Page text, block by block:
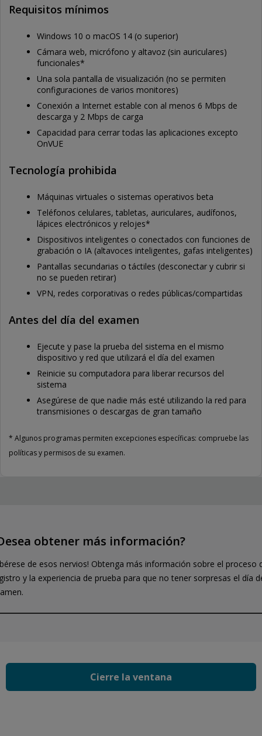
Requisitos mínimos
Windows 10 o macOS 14 (o superior)
Cámara web, micrófono y altavoz (sin auriculares)
funcionales*
Una sola pantalla de visualización (no se permiten
configuraciones de varios monitores)
Conexión a Internet estable con al menos 6 Mbps de
descarga y 2 Mbps de carga
Capacidad para cerrar todas las aplicaciones excepto
OnVUE
Tecnología prohibida
Máquinas virtuales o sistemas operativos beta
Teléfonos celulares, tabletas, auriculares, audífonos,
lápices electrónicos y relojes*
Dispositivos inteligentes o conectados con funciones de
grabación o IA (altavoces inteligentes, gafas inteligentes)
Pantallas secundarias o táctiles (desconectar y cubrir si
no se pueden retirar)
VPN, redes corporativas o redes públicas/compartidas
Antes del día del examen
Ejecute y pase la prueba del sistema en el mismo
dispositivo y red que utilizará el día del examen
Reinicie su computadora para liberar recursos del
sistema
Asegúrese de que nadie más esté utilizando la red para
transmisiones o descargas de gran tamaño
* Algunos programas permiten excepciones específicas: compruebe las
políticas y permisos de su examen.
obtener más información?
de esos nervios! Obtenga más información sobre el proceso
y la experiencia de prueba para que no tener sorpresas el día
Privacy and cookies
gathering.
Accept
Cierre la ventana